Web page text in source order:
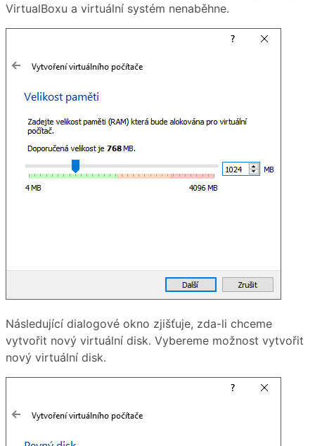
VirtualBoxu a virtuální systém nenaběhne.
Následující dialogové okno zjišťuje, zda-li chceme
vytvořit nový virtuální disk. Vybereme možnost vytvořit
nový virtuální disk.